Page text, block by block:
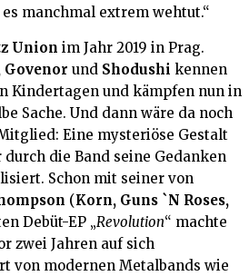
manchmal extrem wehtut.“
Union im Jahr 2019 in Prag.
und Shodushi kennen
Kindertagen und kämpfen nun in
Sache. Und dann wäre da noch
Eine mysteriöse Gestalt
durch die Band seine Gedanken
Schon mit seiner von
(Korn, Guns `N Roses,
Debüt-EP „Revolution“ machte
zwei Jahren auf sich
von modernen Metalbands wie